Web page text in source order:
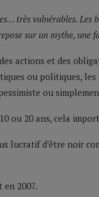
très vulnérables. Les
sur un mythe,
actions et des
ou politiques,
ou
ou 20 ans, cela
lucratif d’être noir
en 2007.